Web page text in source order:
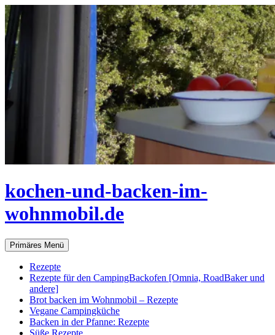
Zum
Inhalt
springen
kochen-und-backen-im-
wohnmobil.de
Suchen
Primäres Menü
Rezepte
Rezepte für den CampingBackofen [Omnia, RoadBaker und
andere]
Brot backen im Wohnmobil – Rezepte
Vegane Campingküche
Backen in der Pfanne: Rezepte
Süße Rezepte